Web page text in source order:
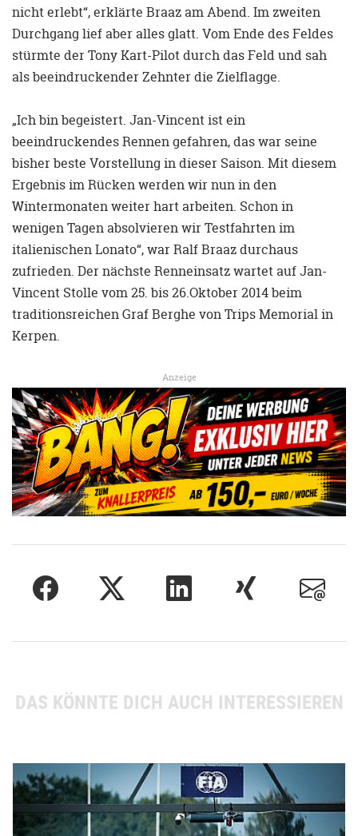
nicht erlebt“, erklärte Braaz am Abend. Im zweiten
Durchgang lief aber alles glatt. Vom Ende des Feldes
stürmte der Tony Kart-Pilot durch das Feld und sah
als beeindruckender Zehnter die Zielflagge.
„Ich bin begeistert. Jan-Vincent ist ein
beeindruckendes Rennen gefahren, das war seine
bisher beste Vorstellung in dieser Saison. Mit diesem
Ergebnis im Rücken werden wir nun in den
Wintermonaten weiter hart arbeiten. Schon in
wenigen Tagen absolvieren wir Testfahrten im
italienischen Lonato“, war Ralf Braaz durchaus
zufrieden. Der nächste Renneinsatz wartet auf Jan-
Vincent Stolle vom 25. bis 26.Oktober 2014 beim
traditionsreichen Graf Berghe von Trips Memorial in
Kerpen.
Anzeige
DAS KÖNNTE DICH AUCH INTERESSIEREN